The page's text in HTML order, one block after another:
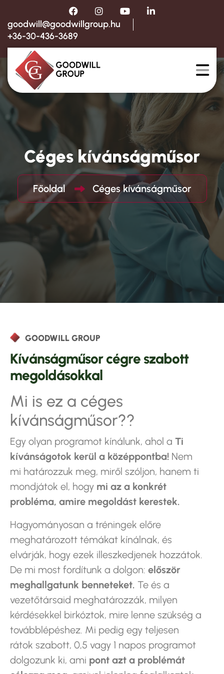
goodwill@goodwillgroup.hu
+36-30-436-3689
Céges kívánságműsor
Főoldal Céges kívánságműsor
GOODWILL GROUP
Kívánságműsorcégre szabott
megoldásokkal
Mi is ez a céges
kívánságműsor??
Egy olyan programot kínálunk, ahol a Ti
kívánságotok kerül a középpontba! Nem
mi határozzuk meg, miről szóljon, hanem ti
mondjátok el, hogy mi az a konkrét
probléma, amire megoldást kerestek.
Hagyományosan a tréningek előre
meghatározott témákat kínálnak, és
elvárják, hogy ezek illeszkedjenek hozzátok.
De mi most fordítunk a dolgon: először
meghallgatunk benneteket. Te és a
vezetőtársaid meghatározzák, milyen
kérdésekkel birkóztok, mire lenne szükség a
továbblépéshez. Mi pedig egy teljesen
rátok szabott, 0,5 vagy 1 napos programot
dolgozunk ki, ami pont azt a problémát